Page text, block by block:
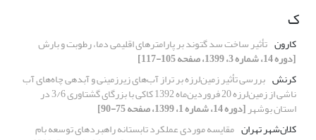
ک
کارون تأثیر ساخت سد گتوند بر پارامترهای اقلیمی دما، رطوبت و بارش
[دوره 14، شماره 3، 1399، صفحه 105-117]
کرنش بررسی تأثیر زمین‌لرزه بر تراز آب‌های زیرزمینی و آبدهی چاه‌های آب
ناشی از زمین‌لرزه 20 فروردین‌ماه 1392 کاکی با بزرگای گشتاوری 3/6 در
استان بوشهر[دوره 14، شماره 1، 1399، صفحه 75-90]
کلان‌شهر تهران مقایسه موردی عملکرد تابستانه راهبردهای توسعه بام